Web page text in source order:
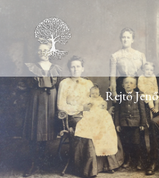
Rejtő Jenő